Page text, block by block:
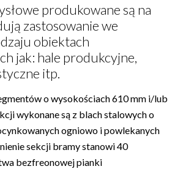
produkowane są na
zastosowanie we
obiektach
jak: hale produkcyjne,
itp.
o wysokościach 610 mm i/lub
wykonane są z blach stalowych o
ogniowo i powlekanych
sekcji bramy stanowi 40
bezfreonowej pianki